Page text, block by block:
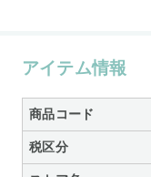
アイテム情報
商品コード
税区分